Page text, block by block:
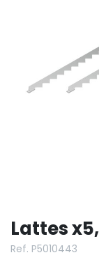
Lattes
Ref. P5010443